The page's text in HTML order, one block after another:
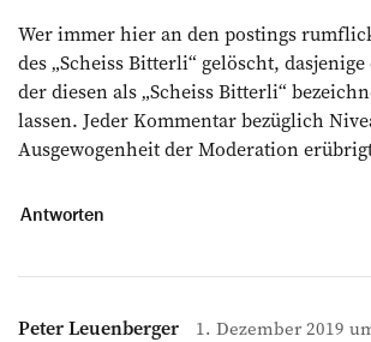
Wer immer hier an den postings
des „Scheiss Bitterli“ gelöscht,
der diesen als „Scheiss Bitterli“
lassen. Jeder Kommentar bezüglich
Ausgewogenheit der Moderation
Antworten
Peter Leuenberger 1. Dezember 2019